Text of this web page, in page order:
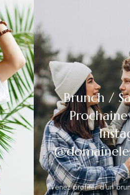
Brunch /
Venez profiter d’un